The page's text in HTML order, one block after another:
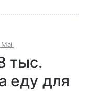
тыс.
еду для